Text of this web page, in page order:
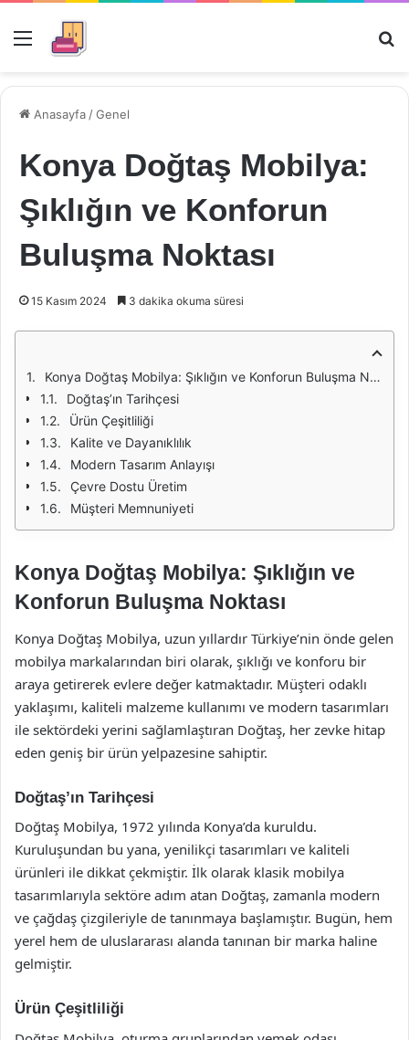
Menü
Anasayfa /Genel
Konya Doğtaş Mobilya:
Şıklığın ve Konforun
Buluşma Noktası
15 Kasım 2024 3 dakika okuma süresi
Konya Doğtaş Mobilya: Şıklığın ve Konforun Buluşma Noktası
Doğtaş’ın Tarihçesi
Ürün Çeşitliliği
Kalite ve Dayanıklılık
Modern Tasarım Anlayışı
Çevre Dostu Üretim
Müşteri Memnuniyeti
Konya Doğtaş Mobilya: Şıklığın ve
Konforun Buluşma Noktası
Konya Doğtaş Mobilya, uzun yıllardır Türkiye’nin önde gelen
mobilya markalarından biri olarak, şıklığı ve konforu bir
araya getirerek evlere değer katmaktadır. Müşteri odaklı
yaklaşımı, kaliteli malzeme kullanımı ve modern tasarımları
ile sektördeki yerini sağlamlaştıran Doğtaş, her zevke hitap
eden geniş bir ürün yelpazesine sahiptir.
Doğtaş’ın Tarihçesi
Doğtaş Mobilya, 1972 yılında Konya’da kuruldu.
Kuruluşundan bu yana, yenilikçi tasarımları ve kaliteli
ürünleri ile dikkat çekmiştir. İlk olarak klasik mobilya
tasarımlarıyla sektöre adım atan Doğtaş, zamanla modern
ve çağdaş çizgileriyle de tanınmaya başlamıştır. Bugün, hem
yerel hem de uluslararası alanda tanınan bir marka haline
gelmiştir.
Ürün Çeşitliliği